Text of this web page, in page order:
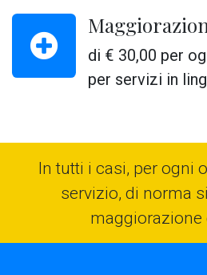
di € 30,00 per
per servizi in
In tutti i casi, per ogni
servizio, di norma
maggiorazione